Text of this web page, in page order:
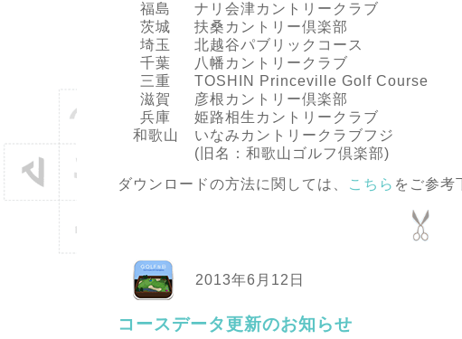
福島
ナリ会津カントリークラブ
茨城
扶桑カントリー倶楽部
埼玉
北越谷パブリックコース
千葉
八幡カントリークラブ
三重
TOSHIN Princeville Golf Course
滋賀
彦根カントリー倶楽部
兵庫
姫路相生カントリークラブ
和歌山
いなみカントリークラブフジ
(旧名：和歌山ゴルフ倶楽部)
ダウンロードの方法に関しては、
こちら をご参考
2013年6月12日
コースデータ更新のお知らせ